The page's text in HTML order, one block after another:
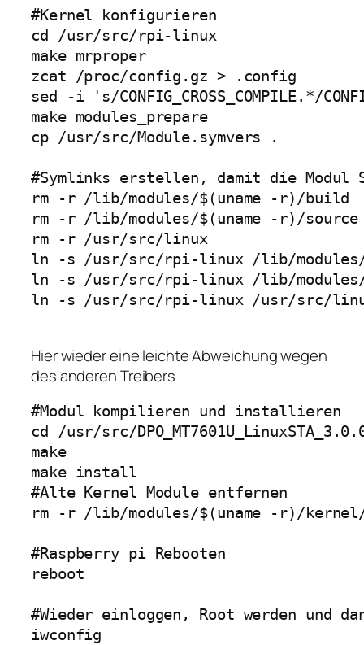
#Kernel konfigurieren
cd /usr/src/rpi-linux
make mrproper
zcat /proc/config.gz > .config
sed -i 's/CONFIG_CROSS_COMPILE.*/
make modules_prepare
cp /usr/src/Module.symvers .
#Symlinks erstellen, damit die Modul
rm -r /lib/modules/$(uname -r)/build
rm -r /lib/modules/$(uname -r)/source
rm -r /usr/src/linux
ln -s /usr/src/rpi-linux /lib/modules/
ln -s /usr/src/rpi-linux /lib/modules/
ln -s /usr/src/rpi-linux /usr/src/
Hier wieder eine leichte Abweichung wegen
des anderen Treibers
#Modul kompilieren und installieren
cd /usr/src/
make
make install
#Alte Kernel Module entfernen
rm -r /lib/modules/$(uname -r)/
#Raspberry pi Rebooten
reboot
#Wieder einloggen, Root werden und
iwconfig